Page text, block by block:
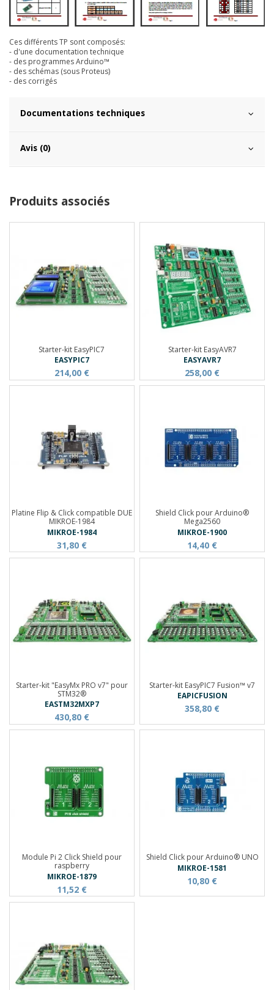
Ces différents TP sont composés:
- d'une documentation technique
- des programmes Arduino™
- des schémas (sous Proteus)
- des corrigés
Documentations techniques
Avis (0)
Produits associés
Starter-kit EasyPIC7
EASYPIC7
214,00 €
Starter-kit EasyAVR7
EASYAVR7
258,00 €
Platine Flip & Click compatible DUE
MIKROE-1984
MIKROE-1984
31,80 €
Shield Click pour Arduino®
Mega2560
MIKROE-1900
14,40 €
Starter-kit "EasyMx PRO v7" pour
STM32®
EASTM32MXP7
430,80 €
Starter-kit EasyPIC7 Fusion™ v7
EAPICFUSION
358,80 €
Module Pi 2 Click Shield pour
raspberry
MIKROE-1879
11,52 €
Shield Click pour Arduino® UNO
MIKROE-1581
10,80 €